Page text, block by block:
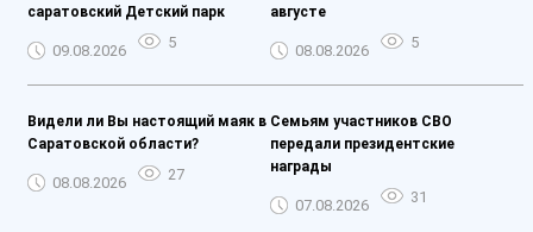
саратовский Детский парк
09.08.2026 5
августе
08.08.2026 5
Видели ли Вы настоящий маяк в
Саратовской области?
08.08.2026 27
Семьям участников СВО
передали президентские
награды
07.08.2026 31